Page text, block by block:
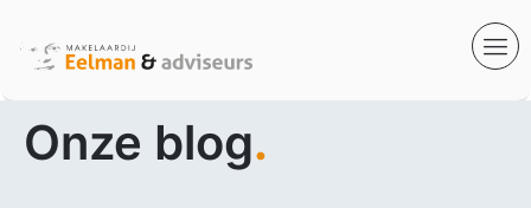
Onze blog.